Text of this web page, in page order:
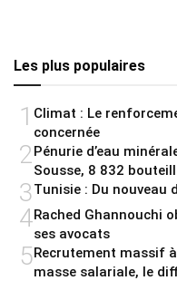
Les plus populaires
1 Climat : Le
concernée
2Pénurie d’eau
Sousse, 8 832
3Tunisie : Du nouveau
4Rached Ghannouchi
ses avocats
5Recrutement massif
masse salariale, le